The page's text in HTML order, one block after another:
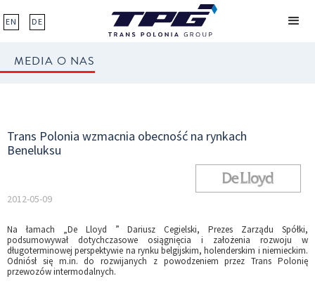
EN DE
MEDIA O NAS
Trans Polonia wzmacnia obecność na rynkach
Beneluksu
2012-05-09
Na łamach „De Lloyd ” Dariusz Cegielski, Prezes Zarządu Spółki,
podsumowywał dotychczasowe osiągnięcia i założenia rozwoju w
długoterminowej perspektywie na rynku belgijskim, holenderskim i niemieckim.
Odniósł się m.in. do rozwijanych z powodzeniem przez Trans Polonię
przewozów intermodalnych.